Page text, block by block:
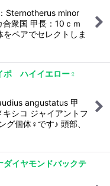
Sternotherus minor
衆国 甲長：10ｃｍ
ペアでセレクトしま
ポ ハイイエロー♀
angustatus 甲
シコ ジャイアントフ
グ個体♀です♪ 頭部、
ダイヤモンドバックテ